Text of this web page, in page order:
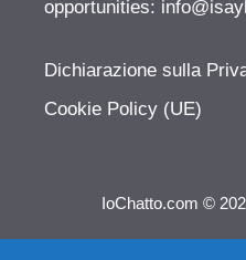
opportunities:
Dichiarazione sulla
Cookie Policy (UE)
IoChatto.com ©